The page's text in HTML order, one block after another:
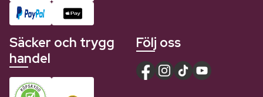
Säcker och trygg
handel
Följ oss